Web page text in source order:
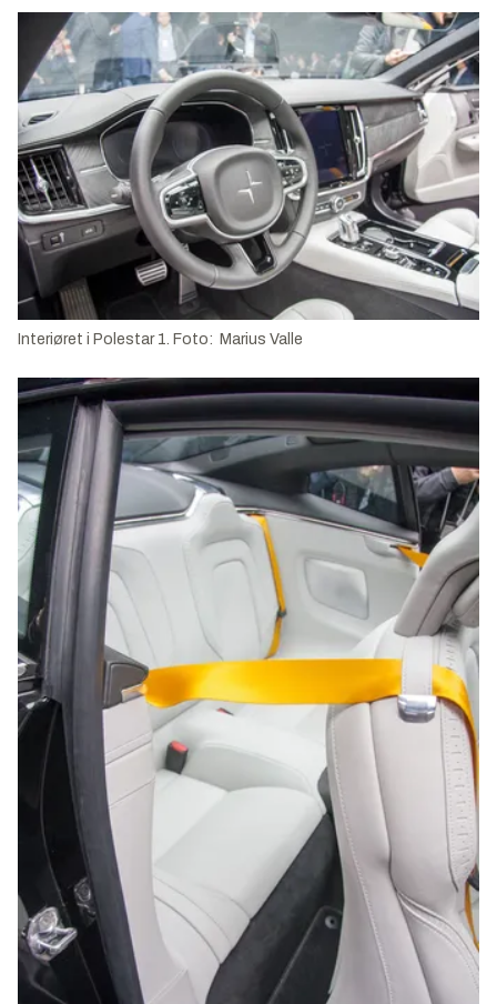
Interiøret i Polestar 1. Foto: Marius Valle